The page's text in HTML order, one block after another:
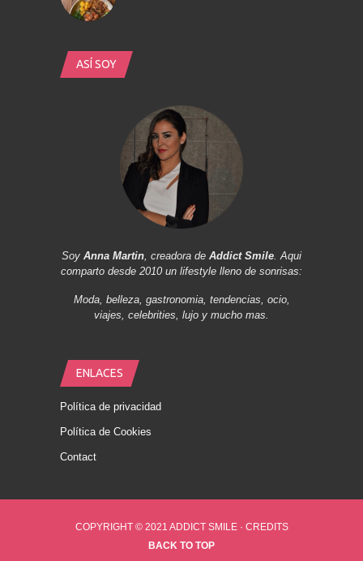
ASÍ SOY
Soy Anna Martin, creadora de Addict Smile. Aqui
comparto desde 2010 un lifestyle lleno de sonrisas:
Moda, belleza, gastronomia, tendencias, ocio,
viajes, celebrities, lujo y mucho mas.
ENLACES
Política de privacidad
Política de Cookies
Contact
COPYRIGHT © 2021 ADDICT SMILE · CREDITS
BACK TO TOP